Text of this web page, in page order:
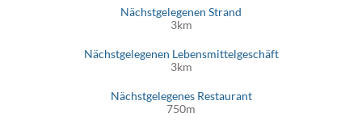
Nächstgelegenen Strand
3km
Nächstgelegenen Lebensmittelgeschäft
3km
Nächstgelegenes Restaurant
750m